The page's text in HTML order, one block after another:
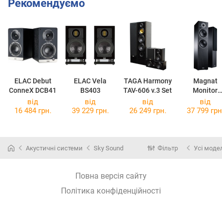
Рекомендуємо
ELAC Debut
ConneX DCB41
ELAC Vela
BS403
TAGA Harmony
TAV-606 v.3 Set
Magnat
Monitor
Reference
від
16 484 грн.
від
39 229 грн.
від
26 249 грн.
від
37 799
Акустичні системи Sky Sound Фільтр Усі
Повна версія сайту
Політика конфіденційності